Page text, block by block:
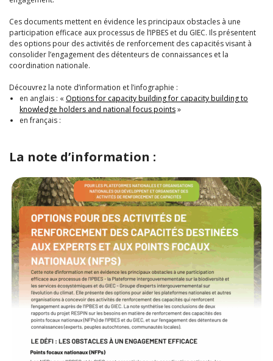
Ces documents mettent en évidence les principaux obstacles à une
participation efficace aux processus de l’IPBES et du GIEC. Ils présentent
des options pour des activités de renforcement des capacités visant à
consolider l’engagement des détenteurs de connaissances et la
coordination nationale.
Découvrez la note d’information et l’infographie :
en anglais : « Options for capacity building for capacity building to
knowledge holders and national focus points»
en français :
La note d’information :